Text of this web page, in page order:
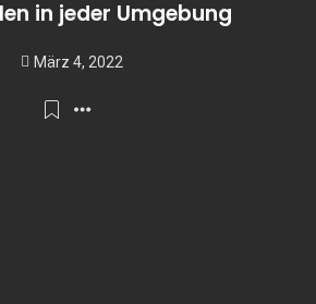
in jeder Umgebung
März 4, 2022